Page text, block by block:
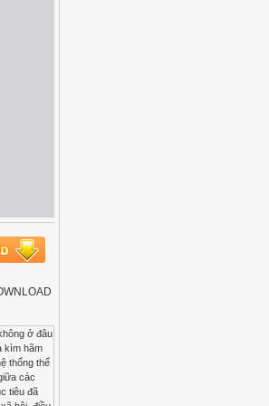
mục tiêu phát triển lực lượng sản xuất, xây dựng quan hệ sản xuất phù hợp với lực lượng sản xuất phát triển. Yêu cầu đặt ra là phát triển đồng bộ các thành phần kinh tế: Kinh tế hộ nông dân ( kinh tế hộ gia đình ) Kinh tế nhà nước Kinh tế tập thể Kinh tế tư nhân nhằm khai thác triệt để thế mạnh của các thành phần này. Tuy nhiên cần phải được định hướng đúng đắn lấy thành phần kinh tế là chủ đạo. Đào tạo nguồn nhân lực cho nông nghiệp nông thôn. Trong tất cả các lĩnh vực hoạt động, nhân tố con người luôn giữ vai trò quyết định. Sự phát triển của nông nghiệp nông thôn cũng không phải là ngoại lệ. Nguồn nhân lực ở nông thôn có